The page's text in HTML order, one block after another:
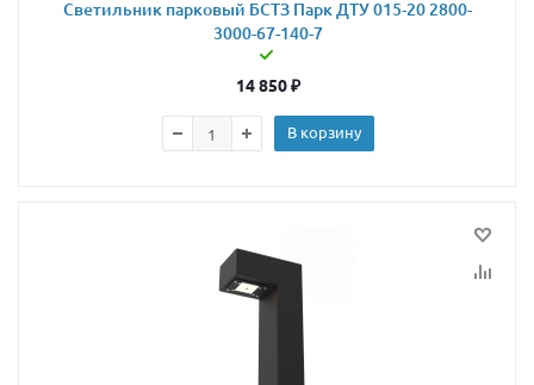
Светильник парковый БСТЗ Парк ДТУ 015-20 2800-
3000-67-140-7
14 850₽
В корзину